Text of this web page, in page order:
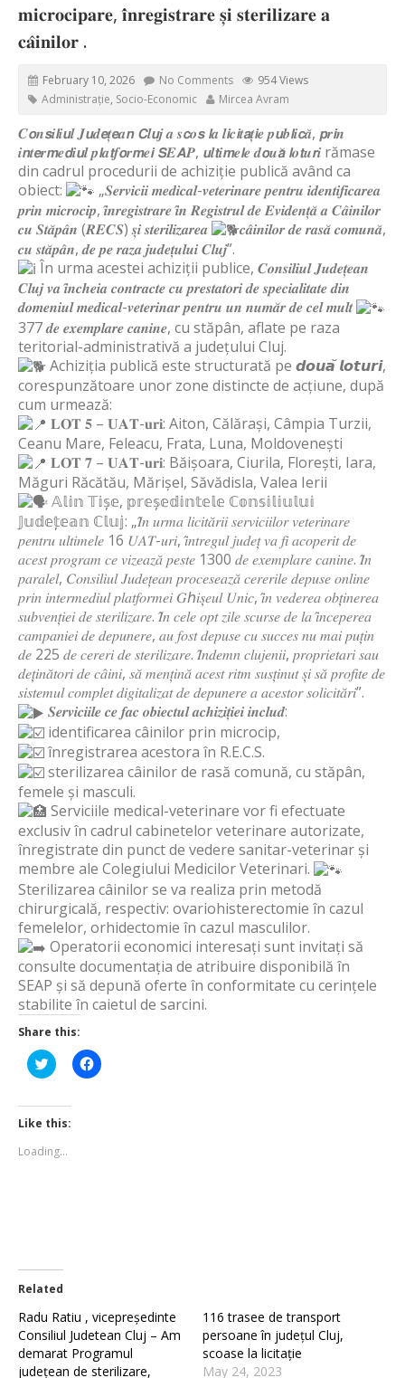
𝐦𝐢𝐜𝐫𝐨𝐜𝐢𝐩𝐚𝐫𝐞, 𝐢̂𝐧𝐫𝐞𝐠𝐢𝐬𝐭𝐫𝐚𝐫𝐞 𝐬̦𝐢 𝐬𝐭𝐞𝐫𝐢𝐥𝐢𝐳𝐚𝐫𝐞 𝐚
𝐜𝐚̂𝐢𝐧𝐢𝐥𝐨𝐫 .
February 10, 2026 No Comments
954 Views
Administrație, Socio-Economic Mircea Avram
𝑪𝙤𝒏𝙨𝒊𝙡𝒊𝙪𝒍 𝑱𝙪𝒅𝙚𝒕̦𝙚𝒂𝙣 𝘾𝒍𝙪𝒋 𝒂 𝒔𝙘𝒐𝙨 𝙡𝒂 𝒍𝙞𝒄𝙞𝒕𝙖𝒕̦𝙞𝒆 𝒑𝙪𝒃𝙡𝒊𝙘𝒂̆, 𝙥𝒓𝙞𝒏
𝒊𝙣𝒕𝙚𝒓𝙢𝒆𝙙𝒊𝙪𝒍 𝒑𝙡𝒂𝙩𝒇𝙤𝒓𝙢𝒆𝙞 𝙎𝑬𝘼𝑷, 𝙪𝒍𝙩𝒊𝙢𝒆𝙡𝒆 𝒅𝙤𝒖𝙖̆ 𝙡𝒐𝙩𝒖𝙧𝒊 rămase
din cadrul procedurii de achiziție publică având ca
obiect:
„𝑺𝒆𝒓𝒗𝒊𝒄𝒊𝒊 𝒎𝒆𝒅𝒊𝒄𝒂𝒍-𝒗𝒆𝒕𝒆𝒓𝒊𝒏𝒂𝒓𝒆 𝒑𝒆𝒏𝒕𝒓𝒖 𝒊𝒅𝒆𝒏𝒕𝒊𝒇𝒊𝒄𝒂𝒓𝒆𝒂
𝒑𝒓𝒊𝒏 𝒎𝒊𝒄𝒓𝒐𝒄𝒊𝒑, 𝒊̂𝒏𝒓𝒆𝒈𝒊𝒔𝒕𝒓𝒂𝒓𝒆 𝒊̂𝒏 𝑹𝒆𝒈𝒊𝒔𝒕𝒓𝒖𝒍 𝒅𝒆 𝑬𝒗𝒊𝒅𝒆𝒏𝒕̦𝒂̆ 𝒂 𝑪𝒂̂𝒊𝒏𝒊𝒍𝒐𝒓
𝒄𝒖 𝑺𝒕𝒂̆𝒑𝒂̂𝒏 (𝑹𝑬𝑪𝑺) 𝒔̦𝒊 𝒔𝒕𝒆𝒓𝒊𝒍𝒊𝒛𝒂𝒓𝒆𝒂
𝒄𝒂̂𝒊𝒏𝒊𝒍𝒐𝒓 𝒅𝒆 𝒓𝒂𝒔𝒂̆ 𝒄𝒐𝒎𝒖𝒏𝒂̆,
𝒄𝒖 𝒔𝒕𝒂̆𝒑𝒂̂𝒏, 𝒅𝒆 𝒑𝒆 𝒓𝒂𝒛𝒂 𝒋𝒖𝒅𝒆𝒕̦𝒖𝒍𝒖𝒊 𝑪𝒍𝒖𝒋”.
În urma acestei achiziții publice, 𝑪𝒐𝒏𝒔𝒊𝒍𝒊𝒖𝒍 𝑱𝒖𝒅𝒆𝒕̦𝒆𝒂𝒏
𝑪𝒍𝒖𝒋 𝒗𝒂 𝒊̂𝒏𝒄𝒉𝒆𝒊𝒂 𝒄𝒐𝒏𝒕𝒓𝒂𝒄𝒕𝒆 𝒄𝒖 𝒑𝒓𝒆𝒔𝒕𝒂𝒕𝒐𝒓𝒊 𝒅𝒆 𝒔𝒑𝒆𝒄𝒊𝒂𝒍𝒊𝒕𝒂𝒕𝒆 𝒅𝒊𝒏
𝒅𝒐𝒎𝒆𝒏𝒊𝒖𝒍 𝒎𝒆𝒅𝒊𝒄𝒂𝒍-𝒗𝒆𝒕𝒆𝒓𝒊𝒏𝒂𝒓 𝒑𝒆𝒏𝒕𝒓𝒖 𝒖𝒏 𝒏𝒖𝒎𝒂̆𝒓 𝒅𝒆 𝒄𝒆𝒍 𝒎𝒖𝒍𝒕
377 𝒅𝒆 𝒆𝒙𝒆𝒎𝒑𝒍𝒂𝒓𝒆 𝒄𝒂𝒏𝒊𝒏𝒆, cu stăpân, aflate pe raza
teritorial-administrativă a județului Cluj.
Achiziția publică este structurată pe 𝙙𝙤𝙪𝙖̆ 𝙡𝙤𝙩𝙪𝙧𝙞,
corespunzătoare unor zone distincte de acțiune, după
cum urmează:
𝐋𝐎𝐓 𝟓 – 𝐔𝐀𝐓-𝐮𝐫𝐢: Aiton, Călărași, Câmpia Turzii,
Ceanu Mare, Feleacu, Frata, Luna, Moldovenești
𝐋𝐎𝐓 𝟕 – 𝐔𝐀𝐓-𝐮𝐫𝐢: Băișoara, Ciurila, Florești, Iara,
Măguri Răcătău, Mărișel, Săvădisla, Valea Ierii
𝔸𝕝𝕚𝕟 𝕋𝕚𝕤̦𝕖, 𝕡𝕣𝕖𝕤̦𝕖𝕕𝕚𝕟𝕥𝕖𝕝𝕖 ℂ𝕠𝕟𝕤𝕚𝕝𝕚𝕦𝕝𝕦𝕚
𝕁𝕦𝕕𝕖𝕥̦𝕖𝕒𝕟 ℂ𝕝𝕦𝕛: „𝐼̂𝑛 𝑢𝑟𝑚𝑎 𝑙𝑖𝑐𝑖𝑡𝑎̆𝑟𝑖𝑖 𝑠𝑒𝑟𝑣𝑖𝑐𝑖𝑖𝑙𝑜𝑟 𝑣𝑒𝑡𝑒𝑟𝑖𝑛𝑎𝑟𝑒
𝑝𝑒𝑛𝑡𝑟𝑢 𝑢𝑙𝑡𝑖𝑚𝑒𝑙𝑒 16 𝑈𝐴𝑇-𝑢𝑟𝑖, 𝑖̂𝑛𝑡𝑟𝑒𝑔𝑢𝑙 𝑗𝑢𝑑𝑒𝑡̦ 𝑣𝑎 𝑓𝑖 𝑎𝑐𝑜𝑝𝑒𝑟𝑖𝑡 𝑑𝑒
𝑎𝑐𝑒𝑠𝑡 𝑝𝑟𝑜𝑔𝑟𝑎𝑚 𝑐𝑒 𝑣𝑖𝑧𝑒𝑎𝑧𝑎̆ 𝑝𝑒𝑠𝑡𝑒 1300 𝑑𝑒 𝑒𝑥𝑒𝑚𝑝𝑙𝑎𝑟𝑒 𝑐𝑎𝑛𝑖𝑛𝑒. 𝐼̂𝑛
𝑝𝑎𝑟𝑎𝑙𝑒𝑙, 𝐶𝑜𝑛𝑠𝑖𝑙𝑖𝑢𝑙 𝐽𝑢𝑑𝑒𝑡̦𝑒𝑎𝑛 𝑝𝑟𝑜𝑐𝑒𝑠𝑒𝑎𝑧𝑎̆ 𝑐𝑒𝑟𝑒𝑟𝑖𝑙𝑒 𝑑𝑒𝑝𝑢𝑠𝑒 𝑜𝑛𝑙𝑖𝑛𝑒
𝑝𝑟𝑖𝑛 𝑖𝑛𝑡𝑒𝑟𝑚𝑒𝑑𝑖𝑢𝑙 𝑝𝑙𝑎𝑡𝑓𝑜𝑟𝑚𝑒𝑖 𝐺ℎ𝑖𝑠̦𝑒𝑢𝑙 𝑈𝑛𝑖𝑐, 𝑖̂𝑛 𝑣𝑒𝑑𝑒𝑟𝑒𝑎 𝑜𝑏𝑡̦𝑖𝑛𝑒𝑟𝑒𝑎
𝑠𝑢𝑏𝑣𝑒𝑛𝑡̦𝑖𝑒𝑖 𝑑𝑒 𝑠𝑡𝑒𝑟𝑖𝑙𝑖𝑧𝑎𝑟𝑒. 𝐼̂𝑛 𝑐𝑒𝑙𝑒 𝑜𝑝𝑡 𝑧𝑖𝑙𝑒 𝑠𝑐𝑢𝑟𝑠𝑒 𝑑𝑒 𝑙𝑎 𝑖̂𝑛𝑐𝑒𝑝𝑒𝑟𝑒𝑎
𝑐𝑎𝑚𝑝𝑎𝑛𝑖𝑒𝑖 𝑑𝑒 𝑑𝑒𝑝𝑢𝑛𝑒𝑟𝑒, 𝑎𝑢 𝑓𝑜𝑠𝑡 𝑑𝑒𝑝𝑢𝑠𝑒 𝑐𝑢 𝑠𝑢𝑐𝑐𝑒𝑠 𝑛𝑢 𝑚𝑎𝑖 𝑝𝑢𝑡̦𝑖𝑛
𝑑𝑒 225 𝑑𝑒 𝑐𝑒𝑟𝑒𝑟𝑖 𝑑𝑒 𝑠𝑡𝑒𝑟𝑖𝑙𝑖𝑧𝑎𝑟𝑒. 𝐼̂𝑛𝑑𝑒𝑚𝑛 𝑐𝑙𝑢𝑗𝑒𝑛𝑖𝑖, 𝑝𝑟𝑜𝑝𝑟𝑖𝑒𝑡𝑎𝑟𝑖 𝑠𝑎𝑢
𝑑𝑒𝑡̦𝑖𝑛𝑎̆𝑡𝑜𝑟𝑖 𝑑𝑒 𝑐𝑎̂𝑖𝑛𝑖, 𝑠𝑎̆ 𝑚𝑒𝑛𝑡̦𝑖𝑛𝑎̆ 𝑎𝑐𝑒𝑠𝑡 𝑟𝑖𝑡𝑚 𝑠𝑢𝑠𝑡̦𝑖𝑛𝑢𝑡 𝑠̦𝑖 𝑠𝑎̆ 𝑝𝑟𝑜𝑓𝑖𝑡𝑒 𝑑𝑒
𝑠𝑖𝑠𝑡𝑒𝑚𝑢𝑙 𝑐𝑜𝑚𝑝𝑙𝑒𝑡 𝑑𝑖𝑔𝑖𝑡𝑎𝑙𝑖𝑧𝑎𝑡 𝑑𝑒 𝑑𝑒𝑝𝑢𝑛𝑒𝑟𝑒 𝑎 𝑎𝑐𝑒𝑠𝑡𝑜𝑟 𝑠𝑜𝑙𝑖𝑐𝑖𝑡𝑎̆𝑟𝑖”.
𝑺𝒆𝒓𝒗𝒊𝒄𝒊𝒊𝒍𝒆 𝒄𝒆 𝒇𝒂𝒄 𝒐𝒃𝒊𝒆𝒄𝒕𝒖𝒍 𝒂𝒄𝒉𝒊𝒛𝒊𝒕̦𝒊𝒆𝒊 𝒊𝒏𝒄𝒍𝒖𝒅:
identificarea câinilor prin microcip,
înregistrarea acestora în R.E.C.S.
sterilizarea câinilor de rasă comună, cu stăpân,
femele și masculi.
Serviciile medical-veterinare vor fi efectuate
exclusiv în cadrul cabinetelor veterinare autorizate,
înregistrate din punct de vedere sanitar-veterinar și
membre ale Colegiului Medicilor Veterinari.
Sterilizarea câinilor se va realiza prin metodă
chirurgicală, respectiv: ovariohisterectomie în cazul
femelelor, orhidectomie în cazul masculilor.
Operatorii economici interesați sunt invitați să
consulte documentația de atribuire disponibilă în
SEAP și să depună oferte în conformitate cu cerințele
stabilite în caietul de sarcini.
Share this:
Click
to
Twitter
(Opens
in
window)
Click
to
Like this:
Loading...
Related
Radu Ratiu , vicepreședinte
Consiliul Judetean Cluj – Am
demarat Programul
județean de sterilizare,
116 trasee de transport
persoane în județul Cluj,
scoase la licitație
May 24, 2023